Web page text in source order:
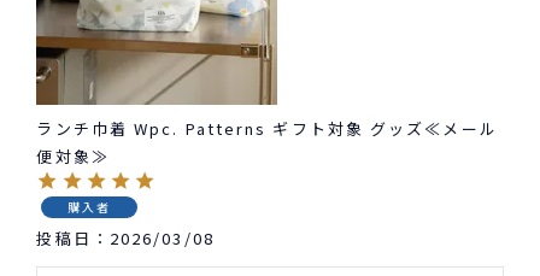
ランチ巾着 Wpc. Patterns ギフト対象 グッズ≪メール
便対象≫
購入者
投稿日 2026/03/08